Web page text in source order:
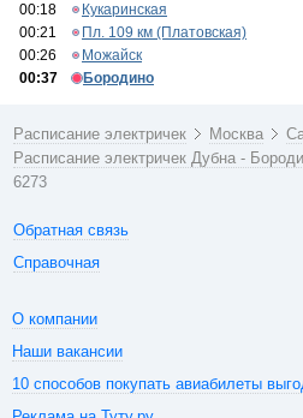
00:18
Кукаринская
00:21
Пл. 109 км (Платовская)
00:26
Можайск
00:37
Бородино
Расписание электричек Москва
Расписание электричек Дубна -
6273
Обратная связь
Справочная
О компании
Наши вакансии
10 способов покупать авиабилеты